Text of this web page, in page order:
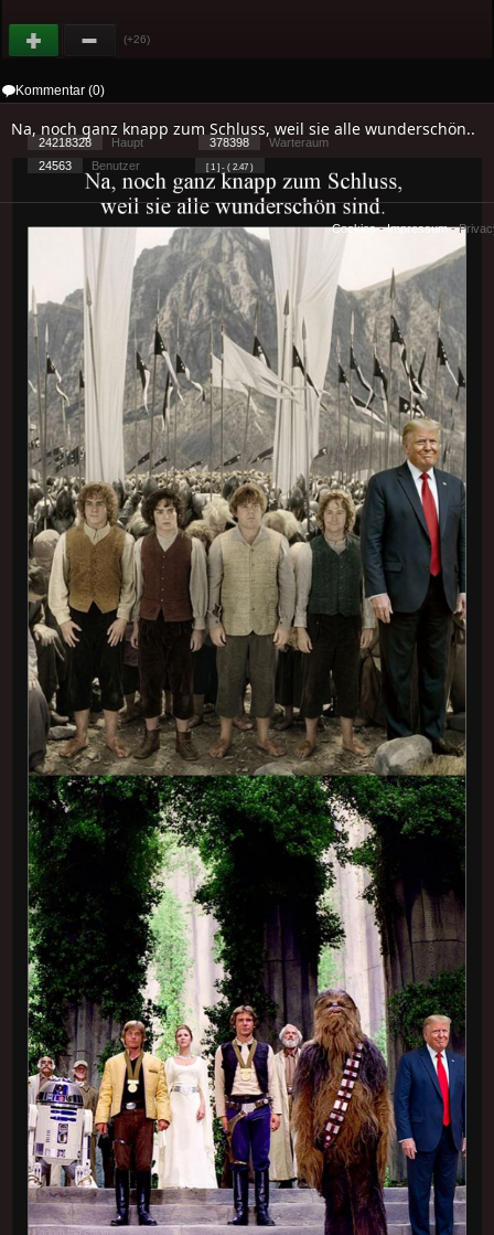
(+26)
Kommentar (0)
Na, noch ganz knapp zum Schluss, weil sie alle wunderschön..
24218328 Haupt 378398
Warteraum
24563
Benutzer [ 1 ] - ( 2.47 )
Cookies-Impressum-